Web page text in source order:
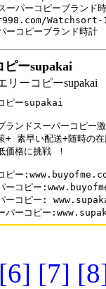
ーパーコピーブランド
ピーsupakai
リーコピーsupakai
ピーsupakai
ランドスーパーコピー
+ 素早い配送+随時の
価格に挑戦 ！
コピー
ーコピー
パーコピー:
[6] [7]